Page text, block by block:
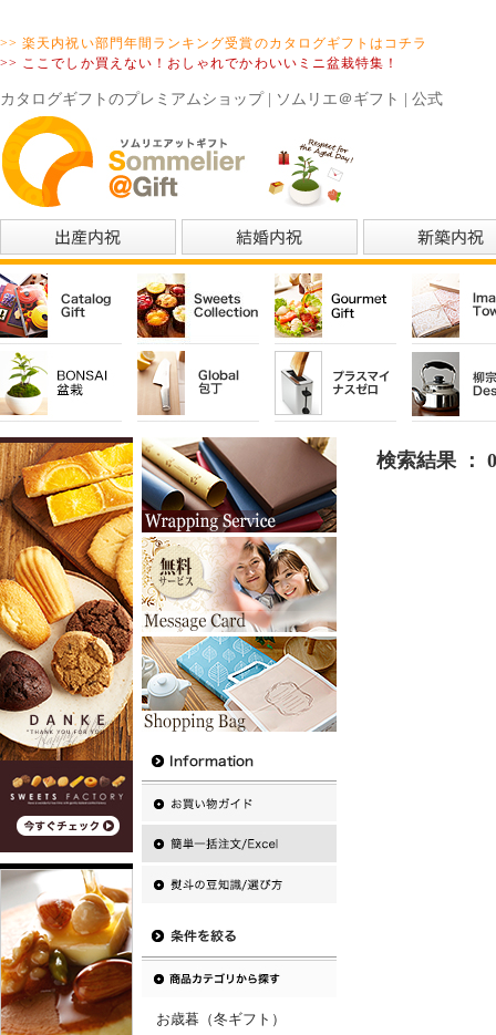
>> 楽天内祝い部門年間ランキング受賞のカタログギフトはコチラ
>> ここでしか買えない！おしゃれでかわいいミニ盆栽特集！
カタログギフトのプレミアムショップ | ソムリエ＠ギフト | 公式
お歳暮（冬ギフト）
検索結果 ：